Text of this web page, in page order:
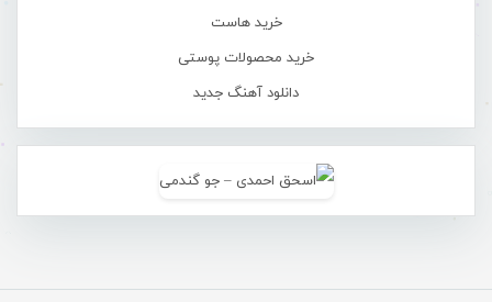
خرید هاست
خرید محصولات پوستی
دانلود آهنگ جدید